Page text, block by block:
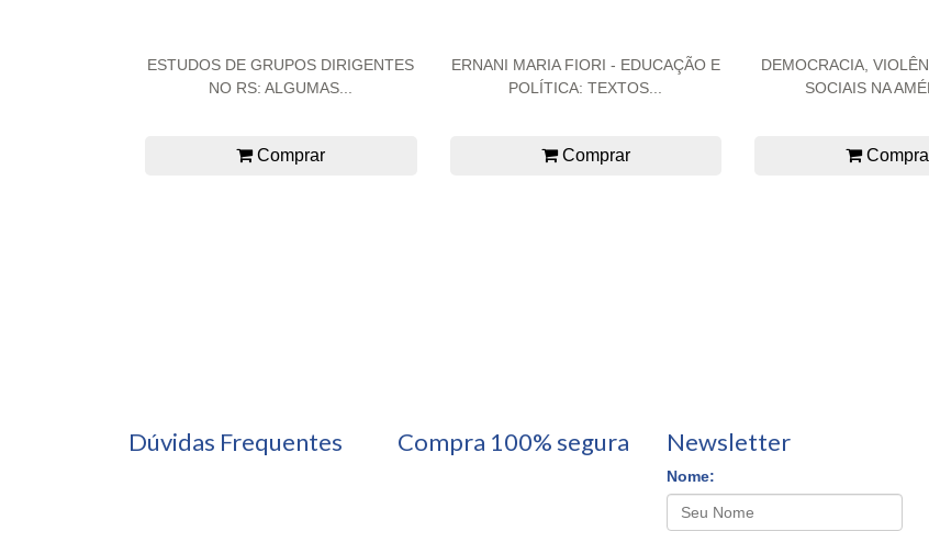
ESTUDOS DE GRUPOS DIRIGENTES
NO RS: ALGUMAS...
Comprar
ERNANI MARIA FIORI - EDUCAÇÃO E
POLÍTICA: TEXTOS...
Comprar
DEMOCRACIA,
SOCIAIS NA
Dúvidas Frequentes Compra 100% segura Newsletter
Nome: